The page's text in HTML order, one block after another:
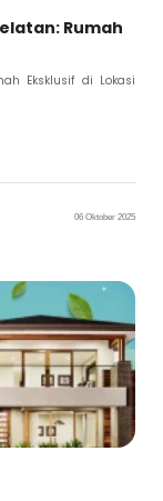
Rumah
Eksklusif di Lokasi
06 Oktober 2025